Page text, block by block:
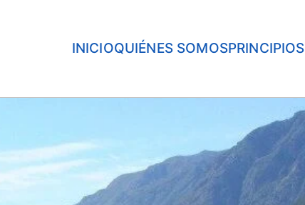
INICIOQUIÉNES SOMOSPRINCIPIOS